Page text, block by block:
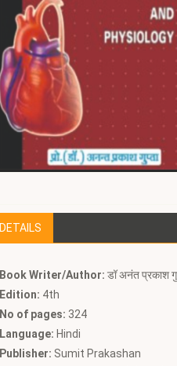
DETAILS
Book Writer/Author: डॉ अनंत प्रकाश
Edition: 4th
No of pages: 324
Language: Hindi
Publisher: Sumit Prakashan